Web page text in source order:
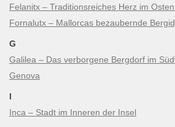
Felanitx – Traditionsreiches Herz im
Fornalutx – Mallorcas bezaubernde
G
Galilea – Das verborgene Bergdorf im
Genova
I
Inca – Stadt im Inneren der Insel